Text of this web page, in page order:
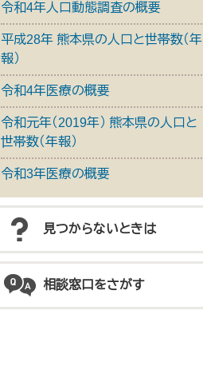
令和4年人口動態調査の概要
平成28年 熊本県の人口と世帯数（年
報）
令和4年医療の概要
令和元年（2019年） 熊本県の人口と
世帯数（年報）
令和3年医療の概要
見つからないときは
相談窓口をさがす